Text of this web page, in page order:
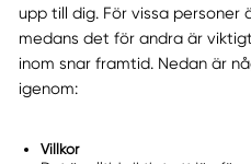
upp till dig. För vissa
medans det för andra är
inom snar framtid. Nedan är
igenom:
Villkor